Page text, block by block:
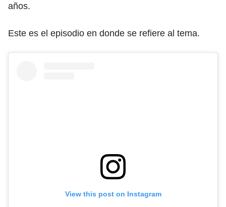
años.
Este es el episodio en donde se refiere al tema.
View this post on Instagram